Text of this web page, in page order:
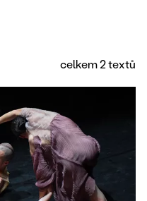
celkem 2 textů